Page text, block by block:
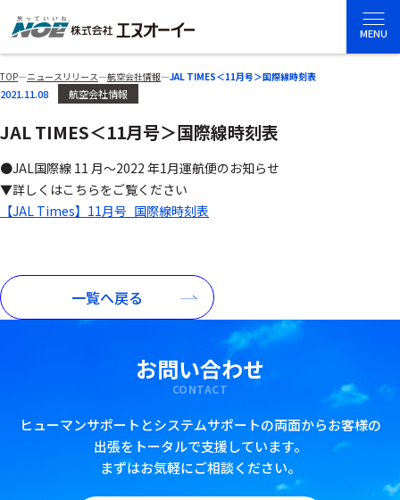
MENU
TOP―ニュースリリース―航空会社情報―JAL TIMES＜11月号＞国際線時刻表
2021.11.08 航空会社情報
JAL TIMES＜11月号＞国際線時刻表
●JAL国際線 11 月～2022 年1月運航便のお知らせ
▼詳しくはこちらをご覧ください
【JAL Times】11月号_国際線時刻表
一覧へ戻る
お問い合わせ
CONTACT
ヒューマンサポートとシステムサポートの両面からお客様の
出張をトータルで支援しています。
まずはお気軽にご相談ください。